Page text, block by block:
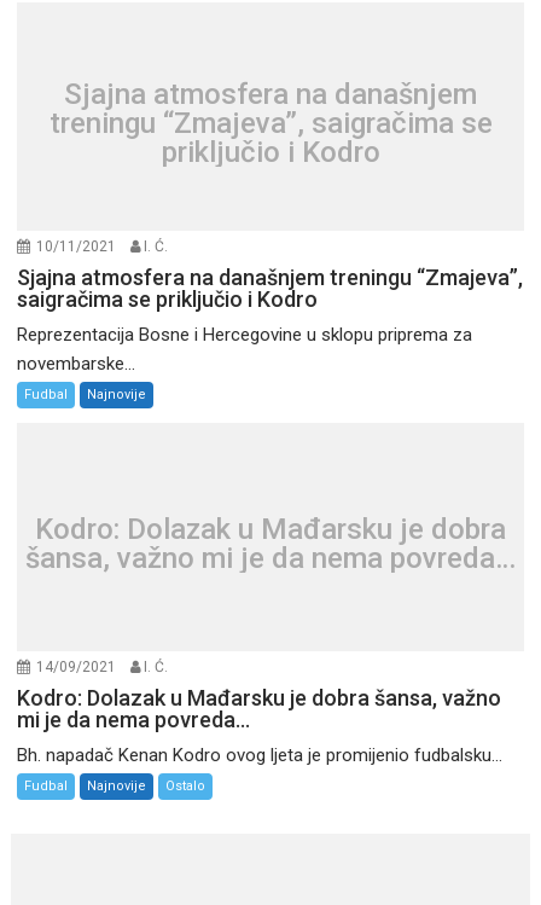
Sjajna atmosfera na današnjem
treningu “Zmajeva”, saigračima se
priključio i Kodro
10/11/2021 I. Ć.
Sjajna atmosfera na današnjem treningu “Zmajeva”,
saigračima se priključio i Kodro
Reprezentacija Bosne i Hercegovine u sklopu priprema za
novembarske...
Fudbal Najnovije
Kodro: Dolazak u Mađarsku je dobra
šansa, važno mi je da nema povreda…
14/09/2021 I. Ć.
Kodro: Dolazak u Mađarsku je dobra šansa, važno
mi je da nema povreda…
Bh. napadač Kenan Kodro ovog ljeta je promijenio fudbalsku...
Fudbal Najnovije Ostalo